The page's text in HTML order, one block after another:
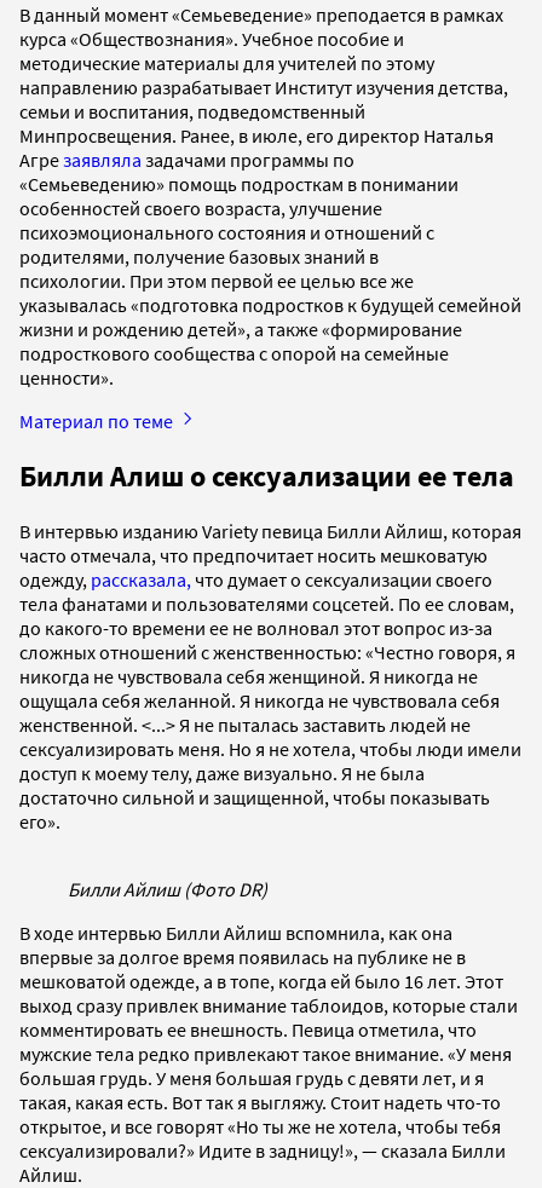
В данный момент «Семьеведение» преподается в рамках
курса «Обществознания». Учебное пособие и
методические материалы для учителей по этому
направлению разрабатывает Институт изучения детства,
семьи и воспитания, подведомственный
Минпросвещения. Ранее, в июле, его директор Наталья
Агрезаявляла задачами программы по
«Семьеведению» помощь подросткам в понимании
особенностей своего возраста, улучшение
психоэмоционального состояния и отношений с
родителями, получение базовых знаний в
психологии. При этом первой ее целью все же
указывалась «подготовка подростков к будущей семейной
жизни и рождению детей», а также «формирование
подросткового сообщества с опорой на семейные
ценности».
Материал по теме
Билли Алиш о сексуализации ее тела
В интервью изданию Variety певица Билли Айлиш, которая
часто отмечала, что предпочитает носить мешковатую
одежду, рассказала, что думает о сексуализации своего
тела фанатами и пользователями соцсетей. По ее словам,
до какого-то времени ее не волновал этот вопрос из-за
сложных отношений с женственностью: «Честно говоря, я
никогда не чувствовала себя женщиной. Я никогда не
ощущала себя желанной. Я никогда не чувствовала себя
женственной. <...> Я не пыталась заставить людей не
сексуализировать меня. Но я не хотела, чтобы люди имели
доступ к моему телу, даже визуально. Я не была
достаточно сильной и защищенной, чтобы показывать
его».
Билли Айлиш (Фото DR)
В ходе интервью Билли Айлиш вспомнила, как она
впервые за долгое время появилась на публике не в
мешковатой одежде, а в топе, когда ей было 16 лет. Этот
выход сразу привлек внимание таблоидов, которые стали
комментировать ее внешность. Певица отметила, что
мужские тела редко привлекают такое внимание. «У меня
большая грудь. У меня большая грудь с девяти лет, и я
такая, какая есть. Вот так я выгляжу. Стоит надеть что-то
открытое, и все говорят «Но ты же не хотела, чтобы тебя
сексуализировали?» Идите в задницу!», — сказала Билли
Айлиш.